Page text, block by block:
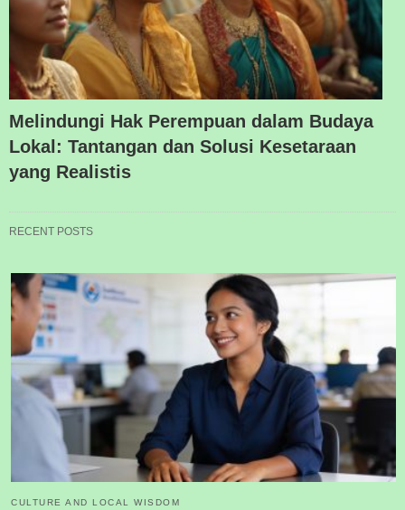
Melindungi Hak Perempuan dalam Budaya
Lokal: Tantangan dan Solusi Kesetaraan
yang Realistis
RECENT POSTS
CULTURE AND LOCAL WISDOM